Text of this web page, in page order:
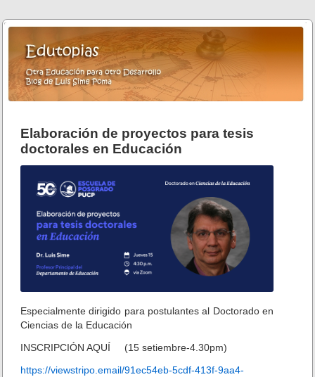
Elaboración de proyectos para tesis
doctorales en Educación
Especialmente dirigido para postulantes al Doctorado en
Ciencias de la Educación
INSCRIPCIÓN AQUÍ (15 setiembre-4.30pm)
https://viewstripo.email/91ec54eb-5cdf-413f-9aa4-